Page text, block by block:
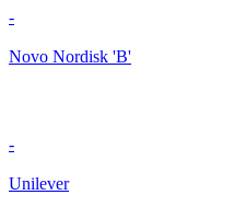
-
Novo Nordisk 'B'
-
Unilever